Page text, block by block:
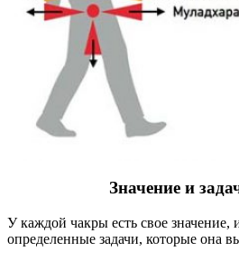
Значение и
У каждой чакры есть свое
определенные задачи, которые она